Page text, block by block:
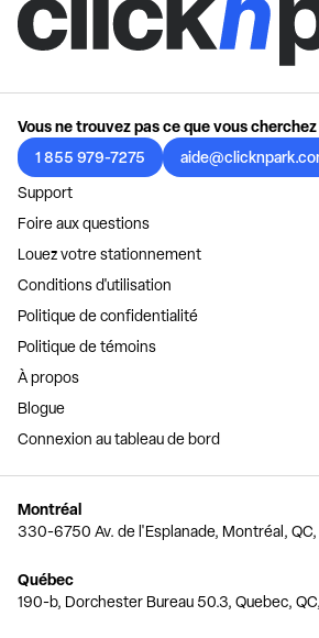
Vous ne trouvez pas ce que vous
1 855 979-7275
Support
Foire aux questions
Louez votre stationnement
Conditions d'utilisation
Politique de confidentialité
Politique de témoins
À propos
Blogue
Connexion au tableau de bord
Montréal
330-6750 Av. de l'Esplanade, Montréal, QC,
Québec
190-b, Dorchester Bureau 50.3, Quebec,